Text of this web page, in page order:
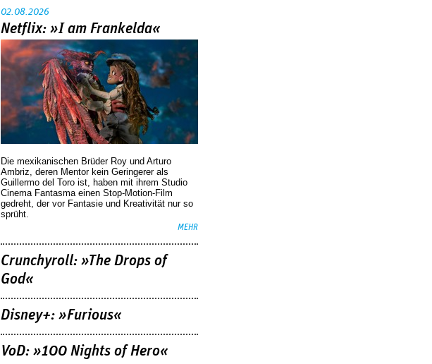
02.08.2026
Netflix: »I am Frankelda«
Die mexikanischen Brüder Roy und Arturo
Ambriz, deren Mentor kein Geringerer als
Guillermo del Toro ist, haben mit ihrem Studio
Cinema Fantasma einen Stop-Motion-Film
gedreht, der vor Fantasie und Kreativität nur so
sprüht.
MEHR
Crunchyroll: »The Drops of
God«
Disney+: »Furious«
VoD: »100 Nights of Hero«